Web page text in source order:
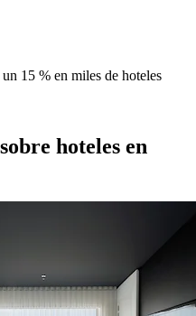
15 % en miles de hoteles
hoteles en